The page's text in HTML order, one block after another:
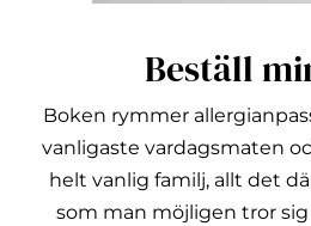
Beställ
Boken rymmer
vanligaste vardagsmaten
helt vanlig familj, allt det
som man möjligen tror